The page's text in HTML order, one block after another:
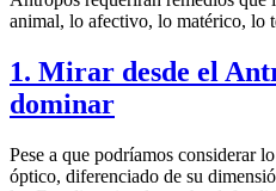
animal, lo afectivo, lo matérico, lo
1. Mirar desde el
dominar
Pese a que podríamos considerar
óptico, diferenciado de su